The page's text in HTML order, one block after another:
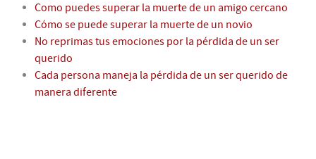
Como puedes superar la muerte de un amigo cercano
Cómo se puede superar la muerte de un novio
No reprimas tus emociones por la pérdida de un ser
querido
Cada persona maneja la pérdida de un ser querido de
manera diferente